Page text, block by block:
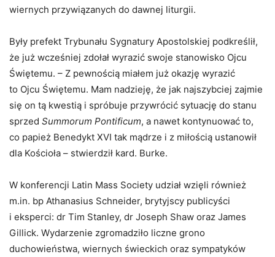
wiernych przywiązanych do dawnej liturgii.
Były prefekt Trybunału Sygnatury Apostolskiej podkreślił,
że już wcześniej zdołał wyrazić swoje stanowisko Ojcu
Świętemu. – Z pewnością miałem już okazję wyrazić
to Ojcu Świętemu. Mam nadzieję, że jak najszybciej zajmie
się on tą kwestią i spróbuje przywrócić sytuację do stanu
sprzed Summorum Pontificum, a nawet kontynuować to,
co papież Benedykt XVI tak mądrze i z miłością ustanowił
dla Kościoła – stwierdził kard. Burke.
W konferencji Latin Mass Society udział wzięli również
m.in. bp Athanasius Schneider, brytyjscy publicyści
i eksperci: dr Tim Stanley, dr Joseph Shaw oraz James
Gillick. Wydarzenie zgromadziło liczne grono
duchowieństwa, wiernych świeckich oraz sympatyków